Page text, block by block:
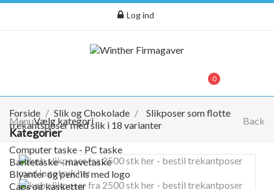
Log ind
0
Menu Back
Vælg kategori
Kategorier
Computer taske - PC taske
Bæltetaske - mavetaske
Blyanter og pencils med logo
Caps og kasketter
Forside Slik og Chokolade
Slikposer som flotte
trekantsposer med slik i 18 varianter